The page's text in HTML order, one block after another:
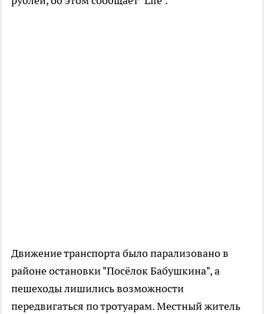
Движение транспорта было парализовано в
районе остановки "Посёлок Бабушкина", а
пешеходы лишились возможности
передвигаться по тротуарам. Местный житель